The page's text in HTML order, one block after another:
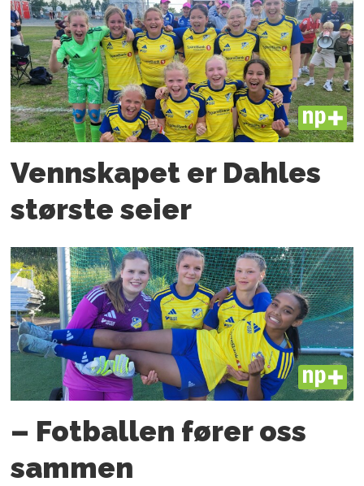
PLUS
Vennskapet er Dahles
største seier
PLUS
– Fotballen fører oss
sammen